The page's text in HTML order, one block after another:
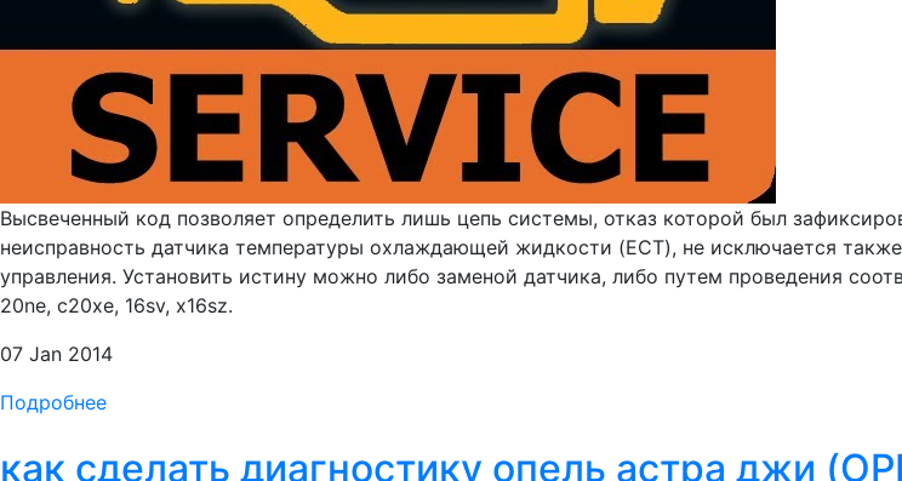
Высвеченный код позволяет определить лишь цепь системы, отказ которой был
неисправность датчика температуры охлаждающей жидкости (ECT), не исключается
управления. Установить истину можно либо заменой датчика, либо путем проведения
20ne, с20xe, 16sv, x16sz.
07 Jan 2014
Подробнее
как сделать диагностику опель астра джи